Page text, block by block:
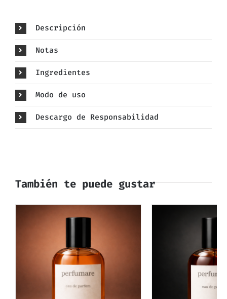
Descripción
Notas
Ingredientes
Modo de uso
Descargo de Responsabilidad
También te puede gustar